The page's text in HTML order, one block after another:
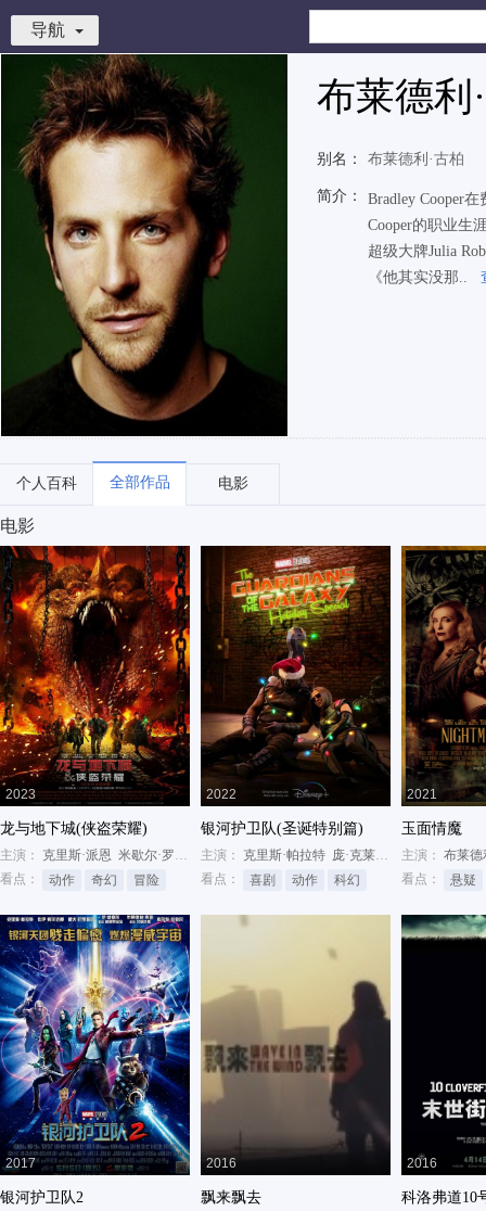
导航
布莱德利
别名： 布莱德利·古柏
简介：
Bradley Cooper
Cooper的职业生
超级大牌Julia
《他其实没那..
个人百科 全部作品 电影
电影
2023
龙与地下城(侠盗荣耀)
主演： 克里斯·派恩 米歇尔·罗德里格兹
雷吉-让·佩吉
看点：
动作 奇幻 冒险
2022
银河护卫队(圣诞特别篇)
主演： 克里斯·帕拉特 庞·克莱门捷夫
戴夫·巴蒂
看点：
喜剧 动作 科幻
2021
玉面情魔
主演： 布莱德
看点：
悬疑
2017
银河护卫队2
2016
飘来飘去
2016
科洛弗道10